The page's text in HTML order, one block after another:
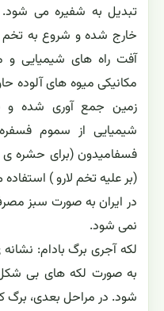
تبدیل به شفیره می
خارج شده و شروع به تخم
آفت راه های شیمیایی و
مکانیکی میوه های آلوده
زمین جمع آوری شده و
شیمیایی از سموم
فسفامیدون (برای حشره ی
(بر علیه تخم لارو )
در ایران به صورت سبز
نمی شود.
لکه آجری برگ بادام: نشانه
به صورت لکه های بی
شود. در مراحل بعدی، برگ